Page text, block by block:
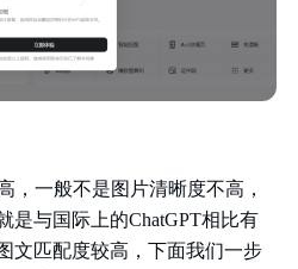
，一般不是图片清晰度不高，
是与国际上的ChatGPT相比有
文匹配度较高，下面我们一步